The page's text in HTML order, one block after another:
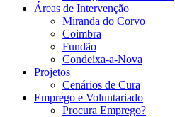
Áreas de Intervenção
Miranda do Corvo
Coimbra
Fundão
Condeixa-a-Nova
Projetos
Cenários de Cura
Emprego e Voluntariado
Procura Emprego?